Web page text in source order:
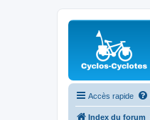
Accès rapide
Index du forum